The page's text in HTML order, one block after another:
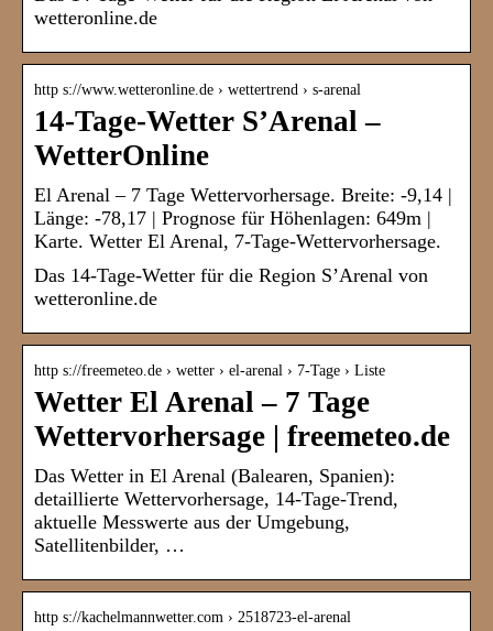
wetteronline.de
http s://www.wetteronline.de › wettertrend › s-arenal
14-Tage-Wetter S’Arenal –
WetterOnline
El Arenal – 7 Tage Wettervorhersage. Breite: -9,14 |
Länge: -78,17 | Prognose für Höhenlagen: 649m |
Karte. Wetter El Arenal, 7-Tage-Wettervorhersage.
Das 14-Tage-Wetter für die Region S’Arenal von
wetteronline.de
http s://freemeteo.de › wetter › el-arenal › 7-Tage › Liste
Wetter El Arenal – 7 Tage
Wettervorhersage | freemeteo.de
Das Wetter in El Arenal (Balearen, Spanien):
detaillierte Wettervorhersage, 14-Tage-Trend,
aktuelle Messwerte aus der Umgebung,
Satellitenbilder, …
http s://kachelmannwetter.com › 2518723-el-arenal